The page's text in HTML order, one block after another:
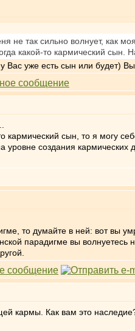
не так сильно волнует, как
какой-то кармический
уже есть сын или будет) Вы
кармический сын, то я могу
создания кармических
то думайте в ней: вот вы
парадигме вы
кармы. Как вам это